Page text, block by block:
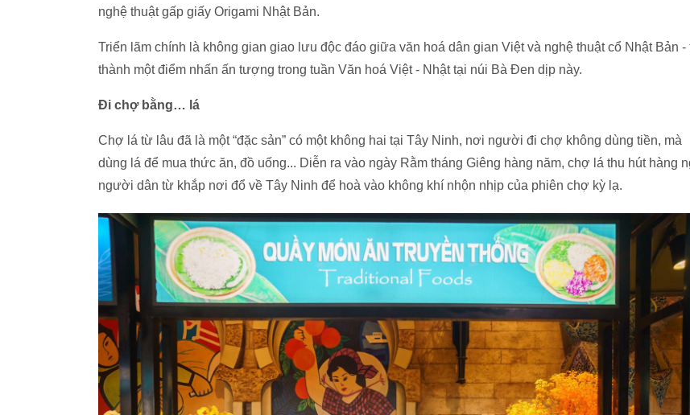
nghệ thuật gấp giấy Origami Nhật Bản.
Triển lãm chính là không gian giao lưu độc đáo giữa văn hoá dân gian Việt và nghệ thuật cổ Nhật Bản -
thành một điểm nhấn ấn tượng trong tuần Văn hoá Việt - Nhật tại núi Bà Đen dịp này.
Đi chợ bằng… lá
Chợ lá từ lâu đã là một “đặc sản” có một không hai tại Tây Ninh, nơi người đi chợ không dùng tiền, mà
dùng lá để mua thức ăn, đồ uống... Diễn ra vào ngày Rằm tháng Giêng hàng năm, chợ lá thu hút hàng
người dân từ khắp nơi đổ về Tây Ninh để hoà vào không khí nhộn nhịp của phiên chợ kỳ lạ.